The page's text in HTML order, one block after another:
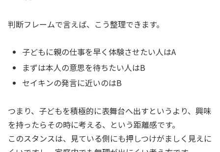
判断フレームで言えば、こう整理できます。
子どもに親の仕事を早く体験させたい人はA
まずは本人の意思を待ちたい人はB
セイキンの発言に近いのはB
つまり、子どもを積極的に表舞台へ出すというより、興味
を持ったらその時に考える、という距離感です。
このスタンスは、見ている側にも押しつけがましく見えに